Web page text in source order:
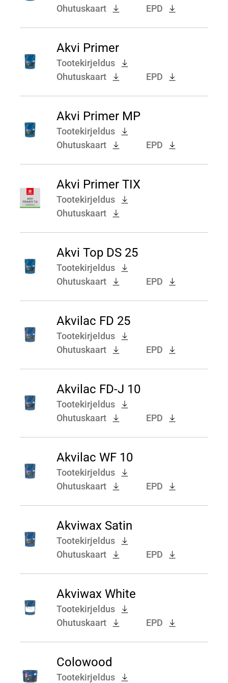
Ohutuskaart EPD
Akvi Primer
Tootekirjeldus
Ohutuskaart
EPD
Akvi Primer MP
Tootekirjeldus
Ohutuskaart
EPD
Akvi Primer TIX
Tootekirjeldus
Ohutuskaart
Akvi Top DS 25
Tootekirjeldus
Ohutuskaart
EPD
Akvilac FD 25
Tootekirjeldus
Ohutuskaart
EPD
Akvilac FD-J 10
Tootekirjeldus
Ohutuskaart
EPD
Akvilac WF 10
Tootekirjeldus
Ohutuskaart
EPD
Akviwax Satin
Tootekirjeldus
Ohutuskaart
EPD
Akviwax White
Tootekirjeldus
Ohutuskaart
EPD
Colowood
Tootekirjeldus